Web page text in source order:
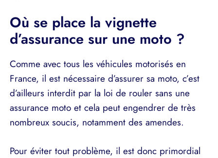
Où se place la vignette
d’assurance sur une moto ?
Comme avec tous les véhicules motorisés en
France, il est nécessaire d’assurer sa moto, c’est
d’ailleurs interdit par la loi de rouler sans une
assurance moto et cela peut engendrer de très
nombreux soucis, notamment des amendes.
Pour éviter tout problème, il est donc primordial